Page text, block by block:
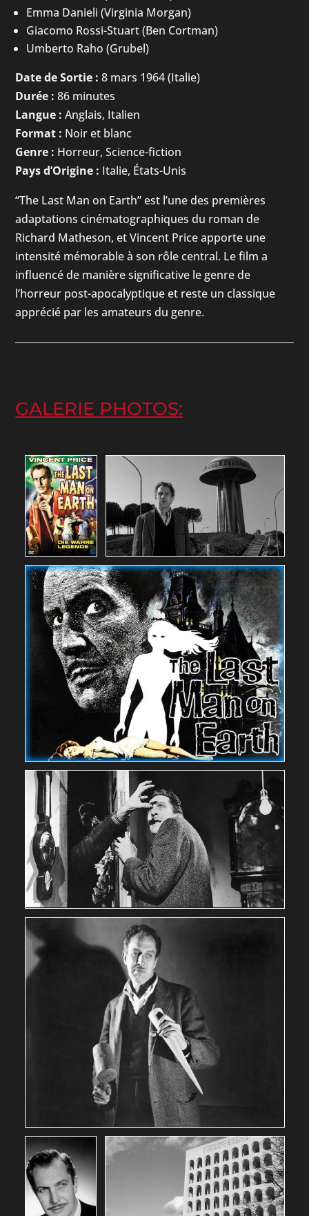
Emma Danieli (Virginia Morgan)
Giacomo Rossi-Stuart (Ben Cortman)
Umberto Raho (Grubel)
Date de Sortie : 8 mars 1964 (Italie)
Durée : 86 minutes
Langue : Anglais, Italien
Format : Noir et blanc
Genre : Horreur, Science-fiction
Pays d’Origine : Italie, États-Unis
“The Last Man on Earth” est l’une des premières
adaptations cinématographiques du roman de
Richard Matheson, et Vincent Price apporte une
intensité mémorable à son rôle central. Le film a
influencé de manière significative le genre de
l’horreur post-apocalyptique et reste un classique
apprécié par les amateurs du genre.
GALERIE PHOTOS: